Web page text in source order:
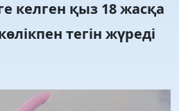
келген қыз 18 жасқа
тегін жүреді